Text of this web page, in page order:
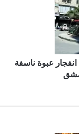
عبوة ناسفة